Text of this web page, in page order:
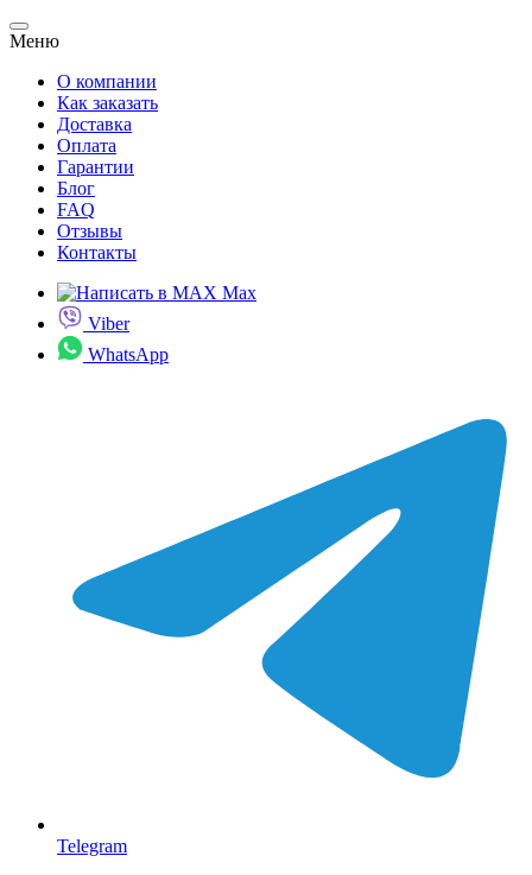
Меню
О компании
Как заказать
Доставка
Оплата
Гарантии
Блог
FAQ
Отзывы
Контакты
Max
Viber
WhatsApp
Telegram